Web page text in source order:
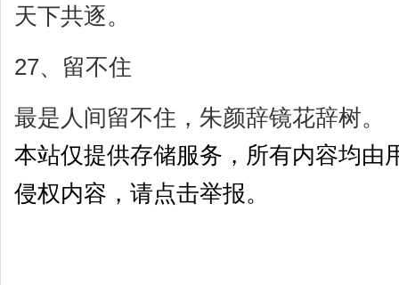
天下共逐。
27、留不住
最是人间留不住，朱颜辞镜花辞树。
本站仅提供存储服务，所有内容均由
侵权内容，请点击举报。